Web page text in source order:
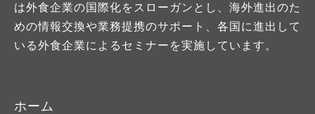
は外食企業の国際化をスローガンとし、海外進出のた
めの情報交換や業務提携のサポート、各国に進出して
いる外食企業によるセミナーを実施しています。
ホーム